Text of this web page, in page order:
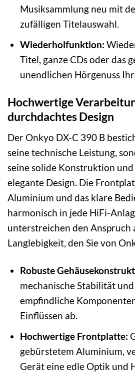
Musiksammlung neu mit
zufälligen Titelauswahl.
Wiederholfunktion:
Titel, ganze CDs oder das
unendlichen Hörgenuss
Hochwertige
durchdachtes Design
Der Onkyo DX-C 390 B
seine technische Leistung,
seine solide Konstruktion und
elegante Design. Die
Aluminium und das klare
harmonisch in jede HiFi-
unterstreichen den Anspruch
Langlebigkeit, den Sie von
Robuste
mechanische Stabilität
empfindliche
Einflüssen ab.
Hochwertige Frontplatte:
gebürstetem Aluminium,
Gerät eine edle Optik und